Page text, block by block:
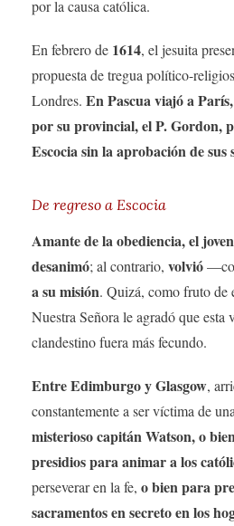
por la causa católica.
En febrero de 1614, el jesuita
propuesta de tregua político-
Londres. En Pascua viajó a
por su provincial, el P. Gordon,
Escocia sin la aprobación de sus
De regreso a Escocia
Amante de la obediencia, el
desanimó; al contrario, volvió
a su misión. Quizá, como fruto de
Nuestra Señora le agradó que esta
clandestino fuera más fecundo.
Entre Edimburgo y Glasgow,
constantemente a ser víctima de
misterioso capitán Watson, o
presidios para animar a los
perseverar en la fe, o bien para
sacramentos en secreto en los